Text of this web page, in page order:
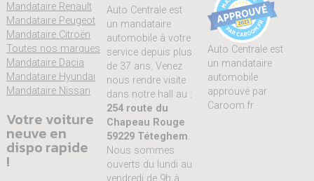
Mandataire Renault
Mandataire Peugeot
Mandataire Citroën
Toutes nos marques
Mandataire Dacia
Mandataire Hyundai
Mandataire Nissan
Votre voiture
neuve en
dispo rapide
!
Auto Centrale est
un mandataire
automobile à votre
service depuis plus
de 37 ans. Venez
nous rendre visite
dans notre hall au :
254 route du
Chapeau Rouge
59229 Téteghem.
Nous sommes
ouverts du lundi au
vendredi de 9h à
Auto Centrale est
un mandataire
automobile
approuvé par
Caroom.fr